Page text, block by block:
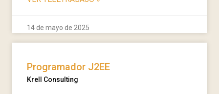
14 de mayo de 2025
Programador J2EE
Krell Consulting